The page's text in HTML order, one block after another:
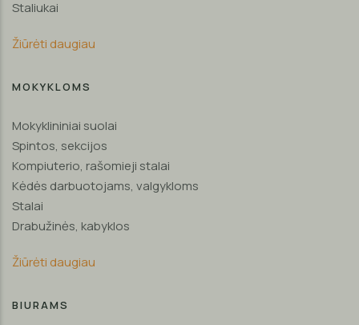
Staliukai
Žiūrėti daugiau
MOKYKLOMS
Mokyklininiai suolai
Spintos, sekcijos
Kompiuterio, rašomieji stalai
Kėdės darbuotojams, valgykloms
Stalai
Drabužinės, kabyklos
Žiūrėti daugiau
BIURAMS